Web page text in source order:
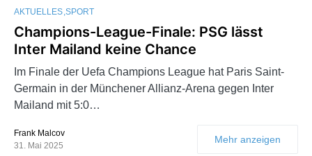
AKTUELLES SPORT
Champions-League-Finale: PSG lässt
Inter Mailand keine Chance
Im Finale der Uefa Champions League hat Paris Saint-
Germain in der Münchener Allianz-Arena gegen Inter
Mailand mit 5:0…
Frank Malcov
31. Mai 2025
Mehr anzeigen